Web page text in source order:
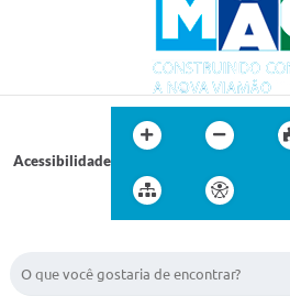
Acessibilidade